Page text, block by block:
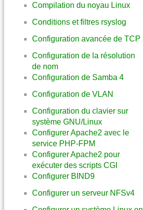
Compilation du noyau Linux
Conditions et filtres rsyslog
Configuration avancée de TCP
Configuration de la résolution
de nom
Configuration de Samba 4
Configuration de VLAN
Configuration du clavier sur
système GNU/Linux
Configurer Apache2 avec le
service PHP-FPM
Configurer Apache2 pour
exécuter des scripts CGI
Configurer BIND9
Configurer un serveur NFSv4